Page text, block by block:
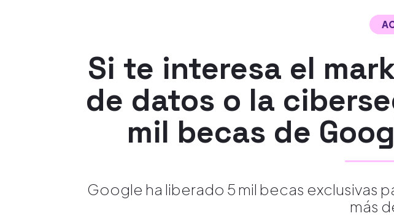
Si te interesa el
de datos o la
mil becas de
Google ha liberado 5 mil becas exclusivas
más